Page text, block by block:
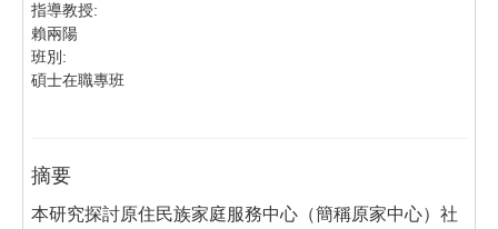
指導教授:
賴兩陽
班別:
碩士在職專班
摘要
本研究探討原住民族家庭服務中心（簡稱原家中心）社